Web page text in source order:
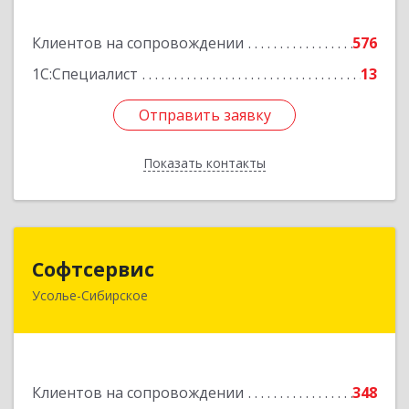
Клиентов на сопровождении
576
1С:Специалист
13
Отправить заявку
Показать контакты
Отправить заявку
Назад
Софтсервис
Усолье-Сибирское
Клиентов на сопровождении
348
665451, Иркутская обл, Усолье-Сибирское г,